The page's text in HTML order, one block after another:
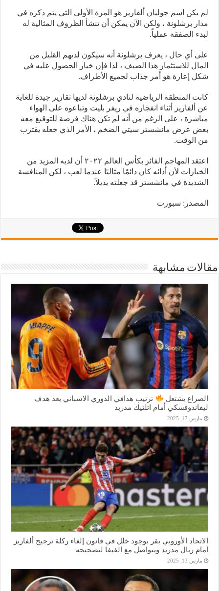
لم يكن اسم جوليان ألفاريز هو المرة الأولى التي يتم ذكره في
مدار برشلونة ، ولكن الآن يمكن أن تنشأ الظروف المثالية له
لبدء الصفقة عملياً.
على أي حال ، يعرف برشلونة أنه سيكون لديهم القليل من
المال للاستثمار هذا الصيف ، لذا فإن خيار الحصول عليه في
شكل إعارة هو أمر جذاب لجميع الأطراف.
كانت المنطقة الرياضية لنادي برشلونة لديها تقارير جيدة للغاية
عن ألفاريز أثناء انفجاره في ريفر بليت وتباعوه على الهواء
مباشرة ، على الرغم من أنه لم تكن هناك فرصة للتوقيع معه
بعض عرض مانشستر سيتي الضخم ، الأمر الذي جعله يقترب
من الوقت.
اعتقد المهاجم الفائز بكأس العالم ٢٠٢٢ أن لديه المزيد من
الخيارات لأن أدائه كان دائمًا مثاليًا عندما لعب ، لكن المنافسة
الشديدة في مانشستر قد جعلته بديلاً.
المصدر: سبورت
مقالات مشابهة
الصراع يشتعل
ترتيب هدافي الدوري الاسباني بعد هدف
ليفاندوفسكي أمام اتلتيك مدريد
مارس 17, 2025
الاتحاد الأوروبي يقر بوجود خلل في قانون إلغاء ركلة ترجيح ألفاريز
أمام ريال مدريد ويتواصل مع الفيفا لتصحيحه
مارس 13, 2025